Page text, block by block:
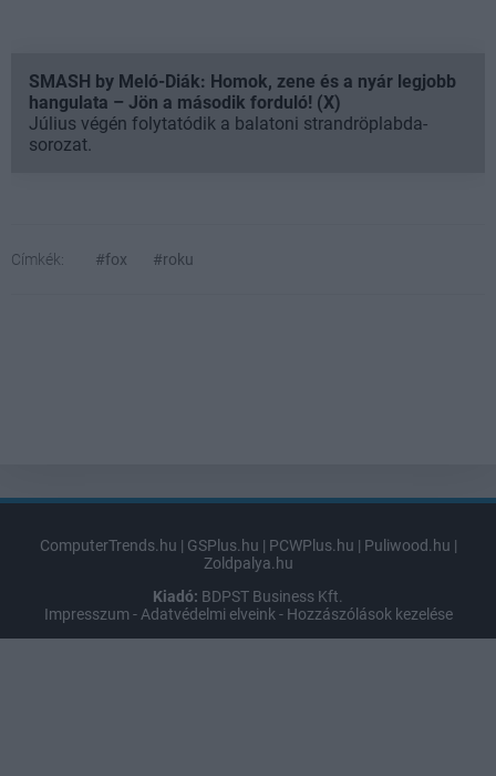
SMASH by Meló-Diák: Homok, zene és a nyár legjobb
hangulata – Jön a második forduló! (X)
Július végén folytatódik a balatoni strandröplabda-
sorozat.
Címkék: #fox #roku
ComputerTrends.hu | GSPlus.hu | PCWPlus.hu | Puliwood.hu |
Zoldpalya.hu
Kiadó: BDPST Business Kft.
Impresszum -Adatvédelmi elveink- Hozzászólások kezelése